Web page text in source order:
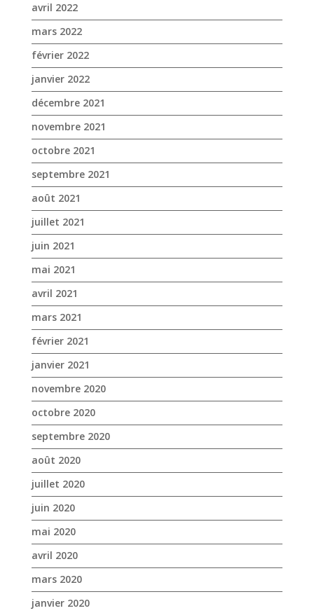
novembre 2021
octobre 2021
septembre 2021
août 2021
juillet 2021
juin 2021
mai 2021
avril 2021
mars 2021
février 2021
janvier 2021
novembre 2020
octobre 2020
septembre 2020
août 2020
juillet 2020
juin 2020
mai 2020
avril 2020
mars 2020
janvier 2020
décembre 2019
novembre 2019
octobre 2019
septembre 2019
août 2019